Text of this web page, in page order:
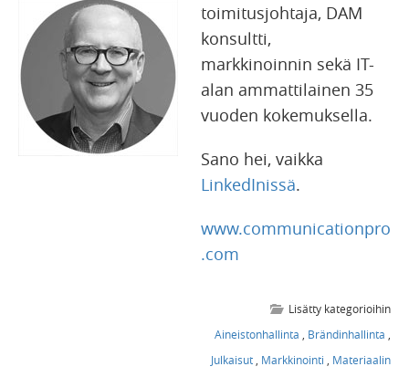
toimitusjohtaja, DAM
konsultti,
markkinoinnin sekä IT-
alan ammattilainen 35
vuoden kokemuksella.
Sano hei, vaikka
LinkedInissä.
www.communicationpro
.com
Lisätty kategorioihin
Aineistonhallinta , Brändinhallinta ,
Julkaisut , Markkinointi , Materiaalin